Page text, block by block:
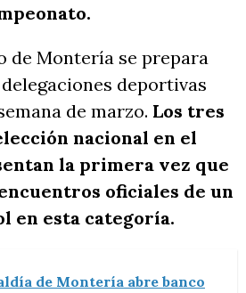
de Montería se prepara
deportivas
de marzo. Los tres
nacional en el
la primera vez que
oficiales de un
en esta categoría.
de Montería abre banco